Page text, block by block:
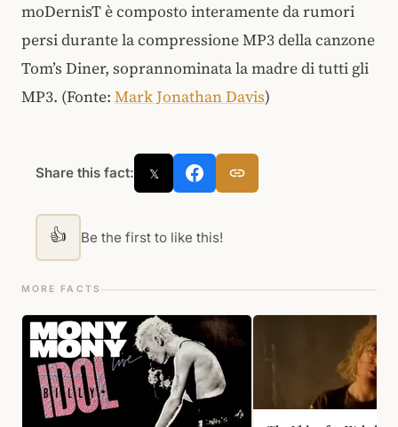
moDernisT è composto interamente da rumori
persi durante la compressione MP3 della canzone
Tom’s Diner, soprannominata la madre di tutti gli
MP3. (Fonte: Mark Jonathan Davis)
Share this fact: 𝕏
👍 Be the first to like this!
MORE FACTS